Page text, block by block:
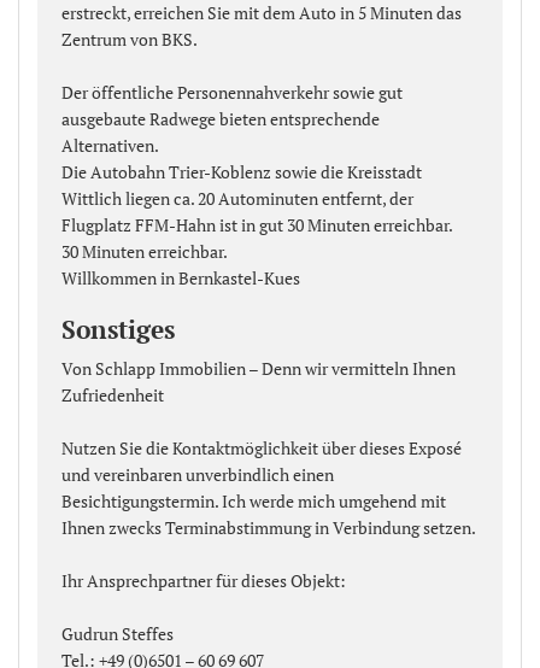
erstreckt, erreichen Sie mit dem Auto in 5 Minuten das
Zentrum von BKS.
Der öffentliche Personennahverkehr sowie gut
ausgebaute Radwege bieten entsprechende
Alternativen.
Die Autobahn Trier-Koblenz sowie die Kreisstadt
Wittlich liegen ca. 20 Autominuten entfernt, der
Flugplatz FFM-Hahn ist in gut 30 Minuten erreichbar.
30 Minuten erreichbar.
Willkommen in Bernkastel-Kues
Sonstiges
Von Schlapp Immobilien – Denn wir vermitteln Ihnen
Zufriedenheit
Nutzen Sie die Kontaktmöglichkeit über dieses Exposé
und vereinbaren unverbindlich einen
Besichtigungstermin. Ich werde mich umgehend mit
Ihnen zwecks Terminabstimmung in Verbindung setzen.
Ihr Ansprechpartner für dieses Objekt:
Gudrun Steffes
Tel.: +49 (0)6501 – 60 69 607